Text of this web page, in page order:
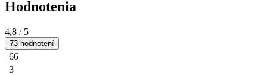
Hodnotenia
4,8 / 5
73 hodnotení
66
3